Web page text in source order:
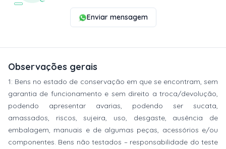
Enviar mensagem
Observações gerais
1: Bens no estado de conservação em que se encontram, sem
garantia de funcionamento e sem direito a troca/devolução,
podendo apresentar avarias, podendo ser sucata,
amassados, riscos, sujeira, uso, desgaste, ausência de
embalagem, manuais e de algumas peças, acessórios e/ou
componentes. Bens não testados – responsabilidade do teste